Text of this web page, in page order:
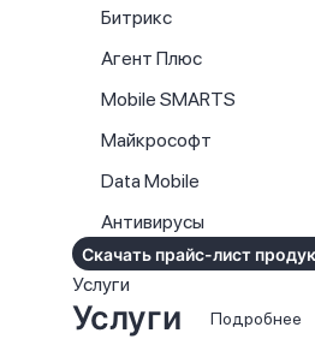
Битрикс
Агент Плюс
Mobile SMARTS
Майкрософт
Data Mobile
Антивирусы
Скачать прайс-лист
Услуги
Услуги Подробнее